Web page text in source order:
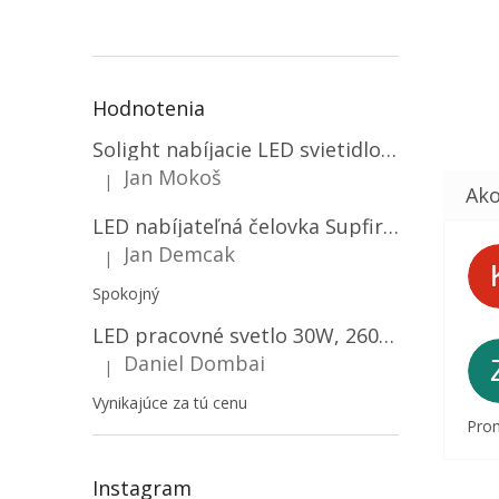
Hodnotenia
Solight nabíjacie LED svietidlo, 600lm, 2200mAh Li-Ion, USB nabíjanie [WN22]
Hodnotenie produktu je 5 z 5 hviezdičiek.
|
Jan Mokoš
LED nabíjateľná čelovka Supfire HL06, 3 módy + SOS + senzor, nabíjanie cez Micro-USB, 5W, 500lm, 300m
Hodnotenie produktu je 5 z 5 hviezdičiek.
| Jan Demcak
Spokojný
LED pracovné svetlo 30W, 2600LM, 12V/24V, IP67/2-PACK! [LB0087]
Hodnotenie produktu je 5 z 5 hviezdičiek.
| Daniel Dombai
Vynikajúce za tú cenu
Instagram